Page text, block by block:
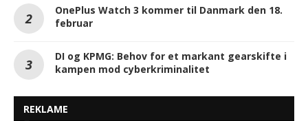
OnePlus Watch 3 kommer til Danmark den 18.
februar
DI og KPMG: Behov for et markant gearskifte i
kampen mod cyberkriminalitet
REKLAME